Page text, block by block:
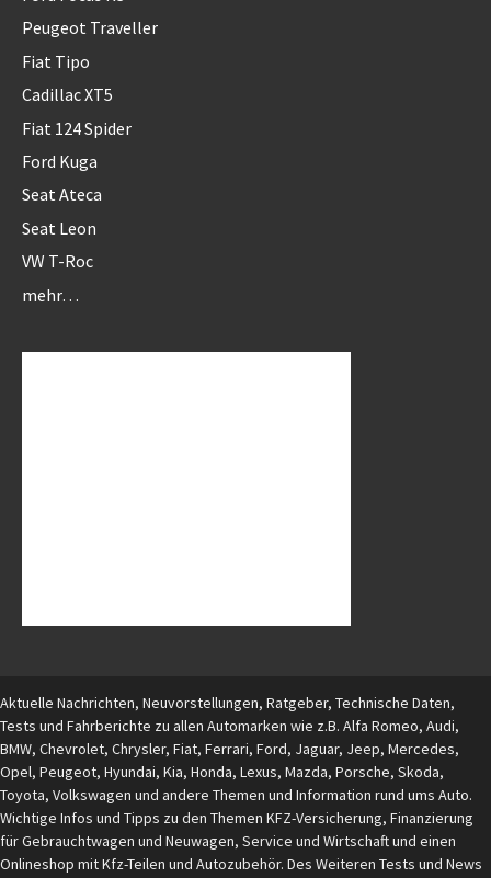
Peugeot Traveller
Fiat Tipo
Cadillac XT5
Fiat 124 Spider
Ford Kuga
Seat Ateca
Seat Leon
VW T-Roc
mehr…
Aktuelle Nachrichten, Neuvorstellungen, Ratgeber, Technische Daten,
Tests und Fahrberichte zu allen Automarken wie z.B. Alfa Romeo, Audi,
BMW, Chevrolet, Chrysler, Fiat, Ferrari, Ford, Jaguar, Jeep, Mercedes,
Opel, Peugeot, Hyundai, Kia, Honda, Lexus, Mazda, Porsche, Skoda,
Toyota, Volkswagen und andere Themen und Information rund ums Auto.
Wichtige Infos und Tipps zu den Themen KFZ-Versicherung, Finanzierung
für Gebrauchtwagen und Neuwagen, Service und Wirtschaft und einen
Onlineshop mit Kfz-Teilen und Autozubehör. Des Weiteren Tests und News